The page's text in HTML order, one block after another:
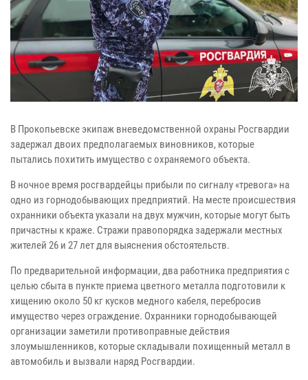
В Прокопьевске экипаж вневедомственной охраны Росгвардии
задержал двоих предполагаемых виновников, которые
пытались похитить имущество с охраняемого объекта.
В ночное время росгвардейцы прибыли по сигналу «тревога» на
одно из горнодобывающих предприятий. На месте происшествия
охранники объекта указали на двух мужчин, которые могут быть
причастны к краже. Стражи правопорядка задержали местных
жителей 26 и 27 лет для выяснения обстоятельств.
По предварительной информации, два работника предприятия с
целью сбыта в пункте приема цветного металла подготовили к
хищению около 50 кг кусков медного кабеля, перебросив
имущество через ограждение. Охранники горнодобывающей
организации заметили противоправные действия
злоумышленников, которые складывали похищенный металл в
автомобиль и вызвали наряд Росгвардии.